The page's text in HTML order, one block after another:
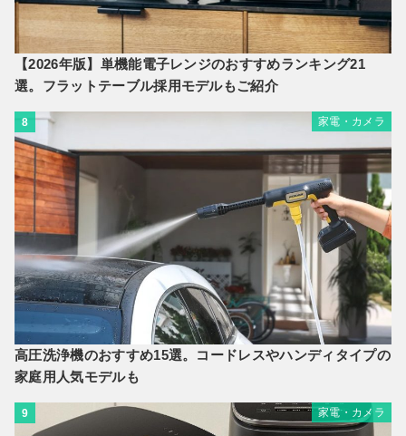
【2026年版】単機能電子レンジのおすすめランキング21
選。フラットテーブル採用モデルもご紹介
8 家電・カメラ
高圧洗浄機のおすすめ15選。コードレスやハンディタイプの
家庭用人気モデルも
9 家電・カメラ